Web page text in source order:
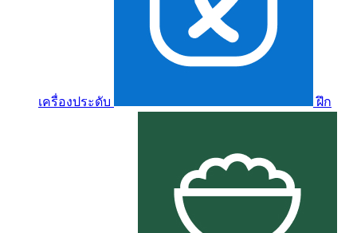
เครื่องประดับ ฝึก